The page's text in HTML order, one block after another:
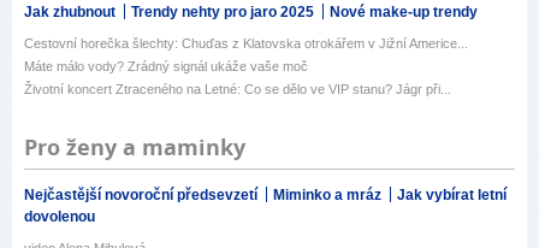
Jak zhubnout Trendy nehty pro jaro 2025 Nové make-up trendy
Cestovní horečka šlechty: Chuďas z Klatovska otrokářem v Jižní Americe...
Máte málo vody? Zrádný signál ukáže vaše moč
Životní koncert Ztraceného na Letné: Co se dělo ve VIP stanu? Jágr při...
Pro ženy a maminky
Nejčastější novoroční předsevzetí Miminko a mráz
Jak vybírat letní
dovolenou